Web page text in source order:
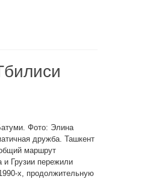
Фото: Элина
дружба. Ташкент
маршрут
и Грузии пережили
х, продолжительную